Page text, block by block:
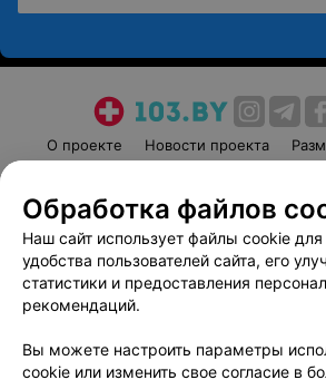
О проекте Новости проекта
Пользовательское соглашение
Вакансии
Написать руководителю
Обработка персональных
Обработка файлов
Наш сайт использует файлы cookie для
удобства пользователей сайта, его
статистики и предоставления
рекомендаций.
Вы можете настроить параметры
cookie или изменить свое согласие в